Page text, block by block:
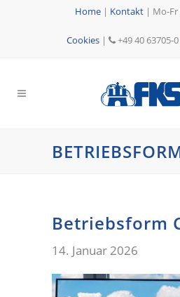
Home | Kontakt | Mo-Fr
Cookies| +49 40 63705-
Betriebsform
14. Januar 2026